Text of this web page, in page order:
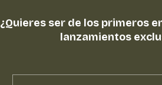
¿Quieres ser de los primeros
lanzamientos